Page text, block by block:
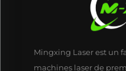
Mingxing Laser est un
machines laser de